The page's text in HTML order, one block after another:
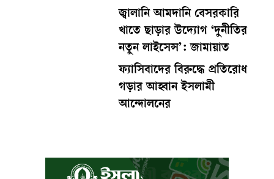
জ্বালানি আমদানি বেসরকারি
খাতে ছাড়ার উদ্যোগ ‘দুনীতির
নতুন লাইসেন্স’: জামায়াত
ফ্যাসিবাদের বিরুদ্ধে প্রতিরোধ
গড়ার আহ্বান ইসলামী
আন্দোলনের